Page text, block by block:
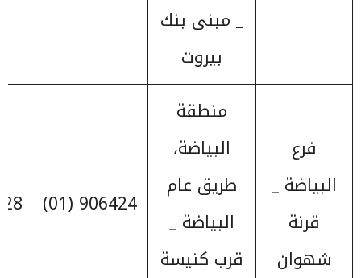
_ مبنى بنك
بيروت
فرع
البياضة _
قرنة
شهوان
منطقة
البياضة،
طريق عام
البياضة _
قرب كنيسة
906424 (01)